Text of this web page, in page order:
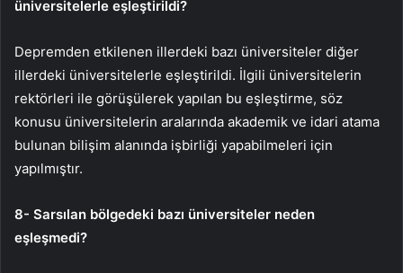
üniversitelerle eşleştirildi?
Depremden etkilenen illerdeki bazı üniversiteler diğer
illerdeki üniversitelerle eşleştirildi. İlgili üniversitelerin
rektörleri ile görüşülerek yapılan bu eşleştirme, söz
konusu üniversitelerin aralarında akademik ve idari atama
bulunan bilişim alanında işbirliği yapabilmeleri için
yapılmıştır.
8- Sarsılan bölgedeki bazı üniversiteler neden
eşleşmedi?